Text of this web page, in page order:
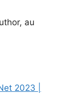
au
2023 |